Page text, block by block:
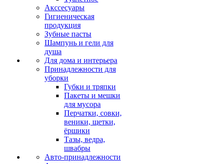
Акссесуары
Гигиеническая
продукция
Зубные пасты
Шампунь и гели для
душа
Для дома и интерьера
Принадлежности для
уборки
Губки и тряпки
Пакеты и мешки
для мусора
Перчатки, совки,
веники, щетки,
ёршики
Тазы, ведра,
швабры
Авто-принадлежности